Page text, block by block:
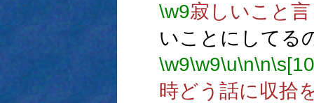
\w9寂しいこと
いことにしてる
\w9\w9\u\n\n
時どう話に収拾